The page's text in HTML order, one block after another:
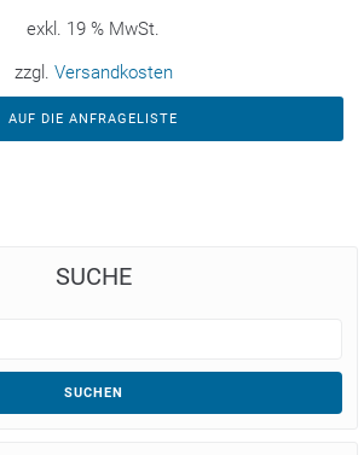
exkl. 19 % MwSt.
zzgl. Versandkosten
AUF DIE ANFRAGELISTE
SUCHE
SUCHEN